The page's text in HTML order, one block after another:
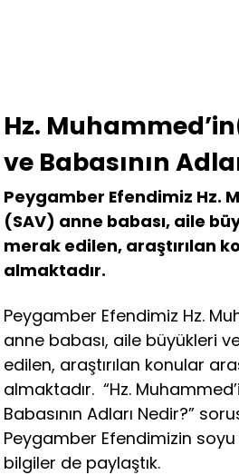
Hz.
ve Babasının
Peygamber Efendimiz Hz.
(SAV) anne babası, aile
merak edilen, araştırılan
almaktadır.
Peygamber Efendimiz Hz.
anne babası, aile büyükleri
edilen, araştırılan konular
almaktadır. “Hz.
Babasının Adları Nedir?”
Peygamber Efendimizin soyu
bilgiler de paylaştık.